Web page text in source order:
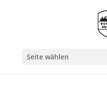
Seite wählen